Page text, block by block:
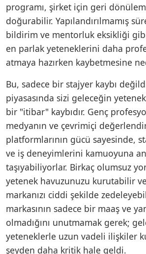
programı, şirket için geri
doğurabilir. Yapılandırılmamış
bildirim ve mentorluk eksikliği
en parlak yeteneklerini daha
atmaya hazırken kaybetmesine
Bu, sadece bir stajyer kaybı
piyasasında sizi geleceğin
bir "itibar" kaybıdır. Genç
medyanın ve çevrimiçi
platformlarının gücü sayesinde,
ve iş deneyimlerini kamuoyuna
taşıyabiliyorlar. Birkaç olumsuz
yetenek havuzunuzu kurutabilir
markanızı ciddi şekilde
markasının sadece bir maaş ve
olmadığını unutmamak gerek;
yeteneklerle uzun vadeli ilişkiler
şeyden daha kritik hale geldi.